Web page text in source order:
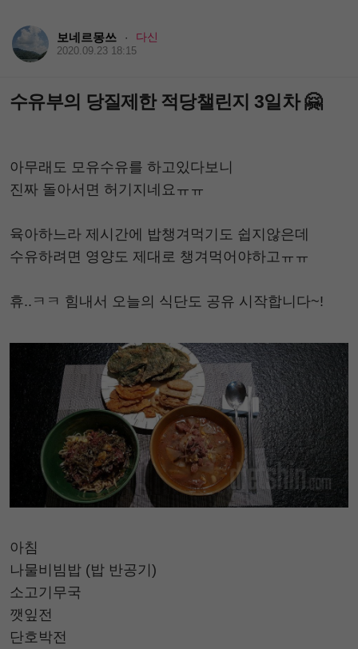
보네르몽쓰 · 다신
2020.09.23 18:15
수유부의 당질제한 적당챌린지 3일차 🤗
아무래도 모유수유를 하고있다보니
진짜 돌아서면 허기지네요ㅠㅠ
육아하느라 제시간에 밥챙겨먹기도 쉽지않은데
수유하려면 영양도 제대로 챙겨먹어야하고ㅠㅠ
휴..ㅋㅋ 힘내서 오늘의 식단도 공유 시작합니다~!
아침
나물비빔밥 (밥 반공기)
소고기무국
깻잎전
단호박전